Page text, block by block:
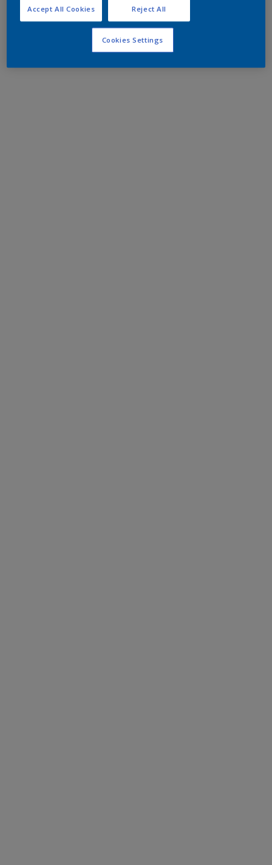
Reject All
Accept All Cookies
Cookies Settings